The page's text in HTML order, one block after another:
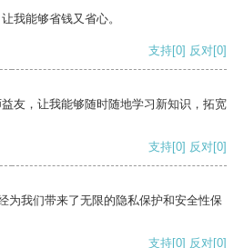
我能够省钱又省心。
支持[0] 反对[0]
友，让我能够随时随地学习新知识，拓宽
支持[0] 反对[0]
为我们带来了无限的隐私保护和安全性保
支持[0] 反对[0]